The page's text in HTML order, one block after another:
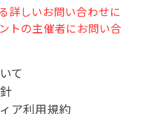
詳しいお問い合わせに
トの主催者にお問い合
て
ア利用規約